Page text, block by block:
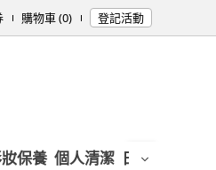
購物車 (0) 登記活動
保養 個人清潔 日用/紙品